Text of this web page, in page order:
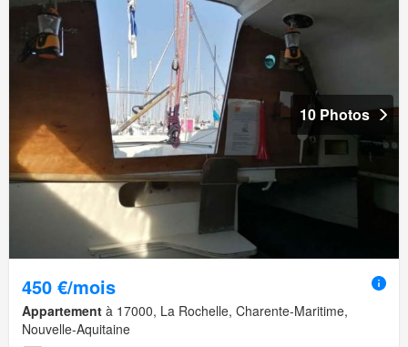
10 Photos
450 €/mois
Appartement à 17000, La Rochelle, Charente-Maritime,
Nouvelle-Aquitaine